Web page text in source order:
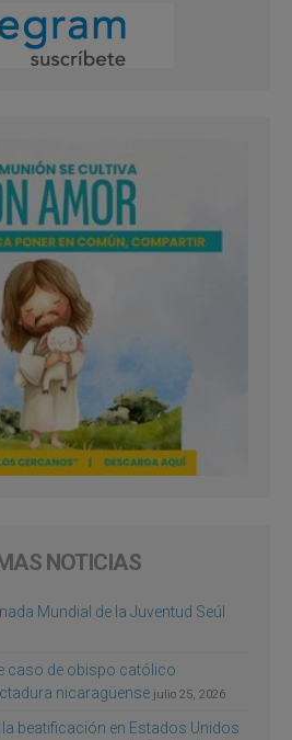
NOTICIAS
Mundial de la Juventud Seúl
caso de obispo católico
nicaragüense julio 25, 2026
beatificación en Estados Unidos